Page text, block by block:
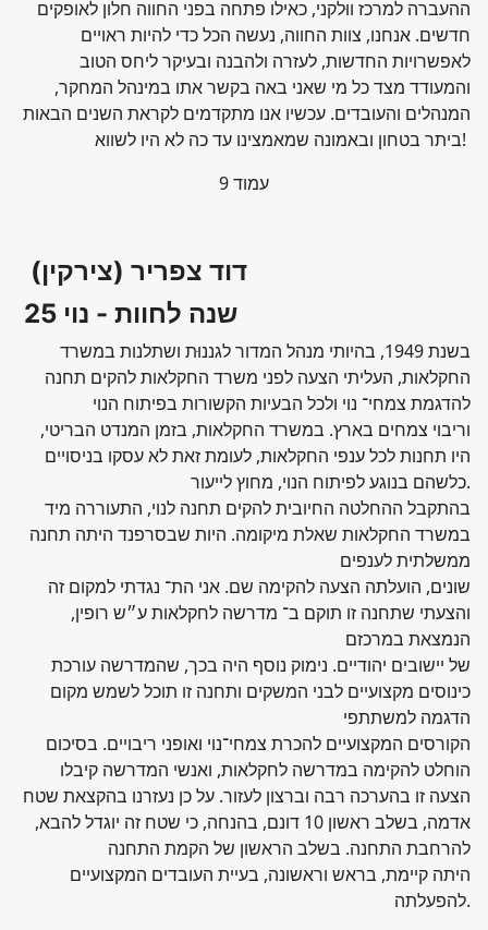
ההעברה למרכז ווּלקני, כאילו פתחה בפני החווה חלון לאופקים
חדשים. אנחנו, צוות החווה, נעשה הכל כדי להיות ראויים
לאפשרויות החדשות, לעזרה ולהבנה ובעיקר ליחס הטוב
והמעודד מצד כל מי שאני באה בקשר אתו במינהל המחקר,
המנהלים והעובדים. עכשיו אנו מתקדמים לקראת השנים הבאות
ביתר בטחון ובאמונה שמאמצינו עד כה לא היו לשווא!
עמוד 9
דוד צפריר (צירקין)
25 שנה לחוות - נוי
בשנת 1949, בהיותי מנהל המדור לגננוּת ושתלנות במשרד
החקלאות, העליתי הצעה לפני משרד החקלאות להקים תחנה
להדגמת צמחי־ נוי ולכל הבעיות הקשורות בפיתוח הנוי
וריבוי צמחים בארץ. במשרד החקלאות, בזמן המנדט הבריטי,
היו תחנות לכל ענפי החקלאות, לעומת זאת לא עסקו בניסויים
כלשהם בנוגע לפיתוח הנוי, מחוץ לייעור.
בהתקבל ההחלטה החיובית להקים תחנה לנוי, התעוררה מיד
במשרד החקלאות שאלת מיקומה. היות שבסרפנד היתה תחנה
ממשלתית לענפים
שונים, הועלתה הצעה להקימה שם. אני הת־ נגדתי למקום זה
והצעתי שתחנה זו תוקם ב־ מדרשה לחקלאות ע״ש רופין,
הנמצאת במרכזם
של יישובים יהודיים. נימוק נוסף היה בכך, שהמדרשה עורכת
כינוסים מקצועיים לבני המשקים ותחנה זו תוכל לשמש מקום
הדגמה למשתתפי
הקורסים המקצועיים להכרת צמחי־נוי ואופני ריבויים. בסיכום
הוחלט להקימה במדרשה לחקלאות, ואנשי המדרשה קיבלו
הצעה זו בהערכה רבה וברצון לעזור. על כן נעזרנו בהקצאת שטח
אדמה, בשלב ראשון 10 דונם, בהנחה, כי שטח זה יוגדל להבא,
להרחבת התחנה. בשלב הראשון של הקמת התחנה
היתה קיימת, בראש וראשונה, בעיית העובדים המקצועיים
להפעלתה.